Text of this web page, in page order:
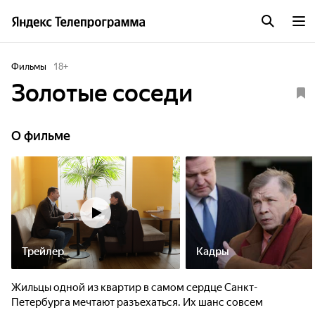
Фильмы 18+
Золотые соседи
О фильме
Трейлер Кадры
Жильцы одной из квартир в самом сердце Санкт-
Петербурга мечтают разъехаться. Их шанс совсем